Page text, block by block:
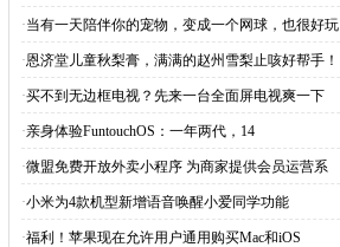
·当有一天陪伴你的宠物，变成一个网球，也很好玩
·恩济堂儿童秋梨膏，满满的赵州雪梨止咳好帮手！
·买不到无边框电视？先来一台全面屏电视爽一下
·亲身体验FuntouchOS：一年两代，14
·微盟免费开放外卖小程序 为商家提供会员运营系
·小米为4款机型新增语音唤醒小爱同学功能
·福利！苹果现在允许用户通用购买Mac和iOS